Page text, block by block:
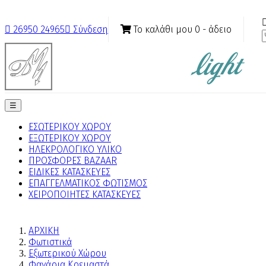
 26950 24965 Σύνδεση Το καλάθι μου 0 - άδειο
Toggle
navigation
☰
ΕΣΩΤΕΡΙΚΟΥ ΧΩΡΟΥ
ΕΞΩΤΕΡΙΚΟΥ ΧΩΡΟΥ
ΗΛΕΚΡΟΛΟΓΙΚΟ ΥΛΙΚΟ
ΠΡΟΣΦΟΡΕΣ BAZAAR
ΕΙΔΙΚΕΣ ΚΑΤΑΣΚΕΥΕΣ
ΕΠΑΓΓΕΛΜΑΤΙΚΟΣ ΦΩΤΙΣΜΟΣ
ΧΕΙΡΟΠΟΙΗΤΕΣ ΚΑΤΑΣΚΕΥΕΣ
ΑΡΧΙΚΗ
Φωτιστικά
Εξωτερικού Χώρου